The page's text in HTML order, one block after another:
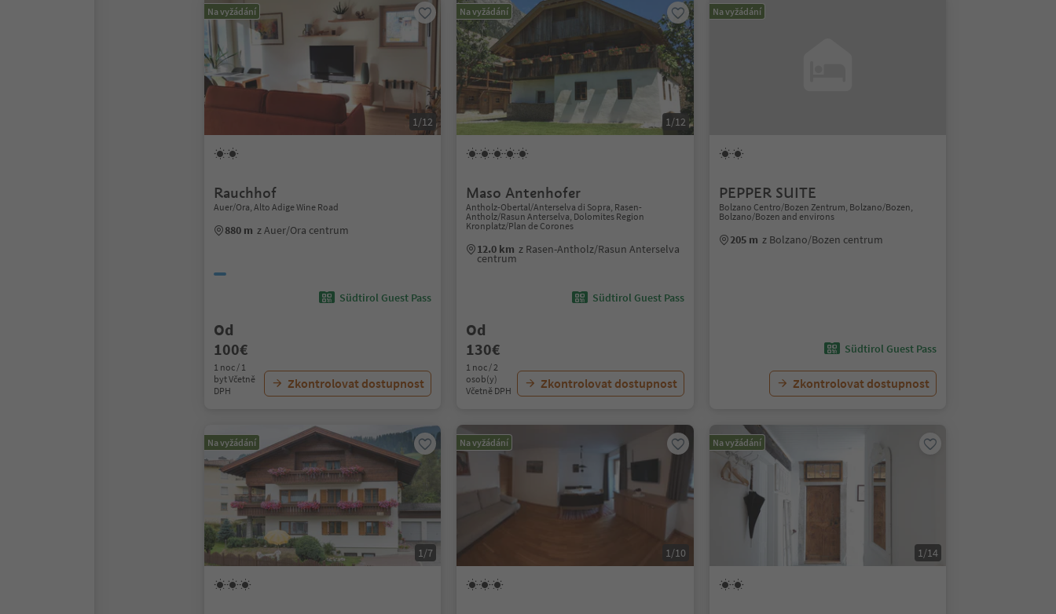
Na vyžádání
1/12
Rauchhof
Auer/Ora, Alto Adige Wine Road
880 m z Auer/Ora centrum
Südtirol Guest Pass
Od
100€
1 noc / 1
byt Včetně
DPH
Zkontrolovat dostupnost
Na vyžádání
1/12
Maso Antenhofer
Antholz-Obertal/Anterselva di Sopra, Rasen-
Antholz/Rasun Anterselva, Dolomites Region
Kronplatz/Plan de Corones
12.0 km z Rasen-Antholz/Rasun Anterselva
centrum
Südtirol Guest Pass
Od
130€
1 noc / 2
osob(y)
Včetně DPH
Zkontrolovat dostupnost
Na vyžádání
PEPPER SUITE
Bolzano Centro/Bozen Zentrum, Bolzano/Bozen,
Bolzano/Bozen and environs
205 m z Bolzano/Bozen centrum
Südtirol Guest Pass
Zkontrolovat dostupnost
Na vyžádání
1/7
Na vyžádání
1/10
Na vyžádání
1/14